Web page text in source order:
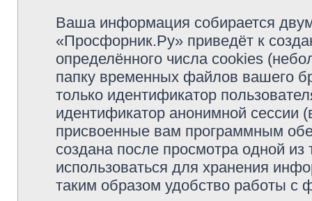
Ваша информация собирается
«Просфорник.Ру» приведёт к
определённого числа cookies
папку временных файлов вашего
только идентификатор
идентификатор анонимной сессии
присвоенные вам программным
создана после просмотра одной
использоваться для хранения
таким образом удобство работы с